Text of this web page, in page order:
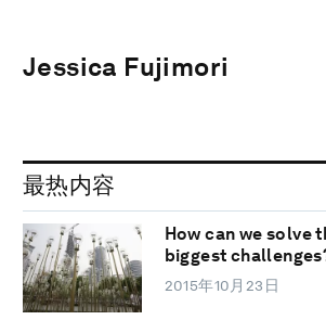
Jessica Fujimori
最热内容
How can we solve
biggest
2015年10月23日